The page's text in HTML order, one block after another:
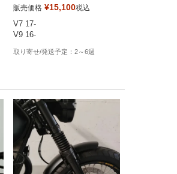
販売価格 ¥15,100税込
V7 17-
V9 16-
2～6週